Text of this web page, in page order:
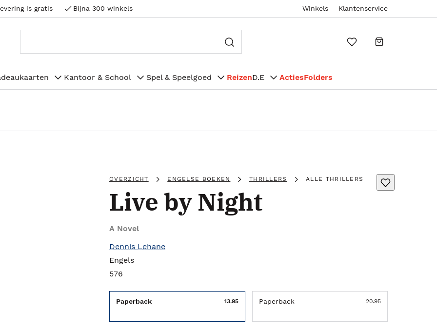
is gratis Bijna 300 winkels Winkels Klantenservice
Kantoor & School Spel & Speelgoed ReizenD.E ActiesFolders
OVERZICHT ENGELSE BOEKEN THRILLERS ALLE THRILLERS
Live by Night
A Novel
Dennis Lehane
Engels
576
Paperback 13.95 Paperback 20.95